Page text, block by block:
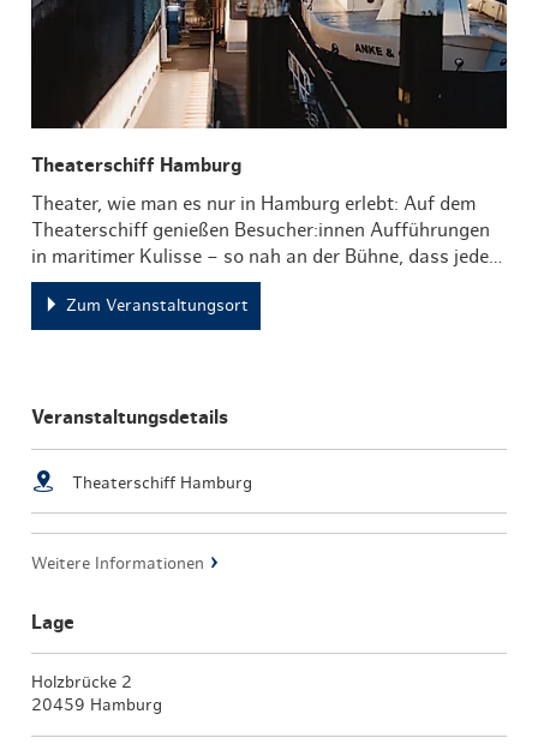
Theaterschiff Hamburg
Theater, wie man es nur in Hamburg erlebt: Auf dem
Theaterschiff genießen Besucher:innen Aufführungen
in maritimer Kulisse – so nah an der Bühne, dass jede…
Zum Veranstaltungsort
Veranstaltungsdetails
Theaterschiff Hamburg
Weitere Informationen
Lage
Holzbrücke 2
20459 Hamburg